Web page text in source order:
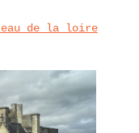
de la loire